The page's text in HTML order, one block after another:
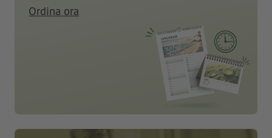
Ordina ora